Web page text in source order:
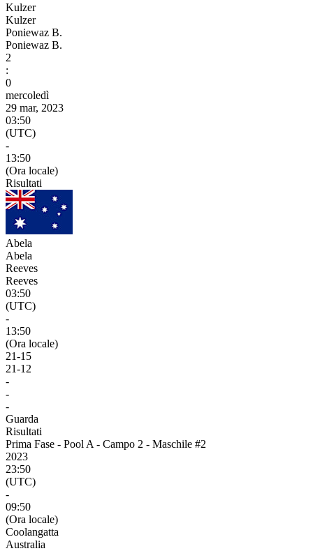
Kulzer
Kulzer
Poniewaz B.
Poniewaz B.
2
:
0
mercoledì
29 mar, 2023
03:50
(UTC)
-
13:50
(Ora locale)
Risultati
Abela
Abela
Reeves
Reeves
03:50
(UTC)
-
13:50
(Ora locale)
21-15
21-12
-
-
-
Guarda
Risultati
Prima Fase - Pool A - Campo 2 - Maschile #2
2023
23:50
(UTC)
-
09:50
(Ora locale)
Coolangatta
Australia